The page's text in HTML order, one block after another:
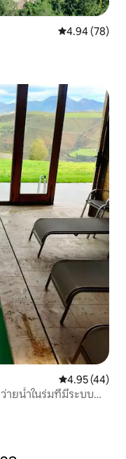
คะแนนเฉลี่ย
4.94 (78)
คะแนนเฉลี่ย
4.95 (44)
ายน้ำในร่มที่มีระบบ